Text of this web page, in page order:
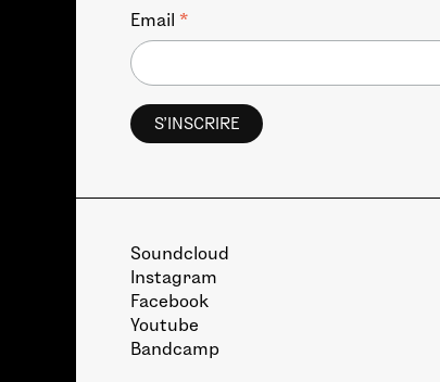
Email *
Soundcloud
Instagram
Facebook
Youtube
Bandcamp